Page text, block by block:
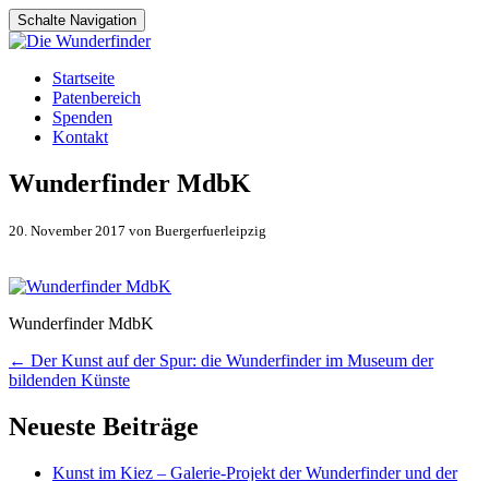
Schalte Navigation
Zum
Inhalt
springen
Startseite
Patenbereich
Spenden
Kontakt
Wunderfinder MdbK
20. November 2017 von Buergerfuerleipzig
Wunderfinder MdbK
Artikel-
Navigation
← Der Kunst auf der Spur: die Wunderfinder im Museum der
bildenden Künste
Neueste Beiträge
Kunst im Kiez – Galerie-Projekt der Wunderfinder und der